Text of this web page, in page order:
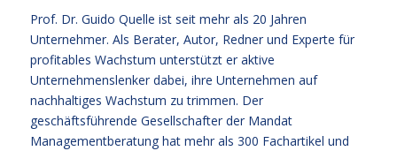
Prof. Dr. Guido Quelle ist seit mehr als 20 Jahren
Unternehmer. Als Berater, Autor, Redner und Experte für
profitables Wachstum unterstützt er aktive
Unternehmenslenker dabei, ihre Unternehmen auf
nachhaltiges Wachstum zu trimmen. Der
geschäftsführende Gesellschafter der Mandat
Managementberatung hat mehr als 300 Fachartikel und